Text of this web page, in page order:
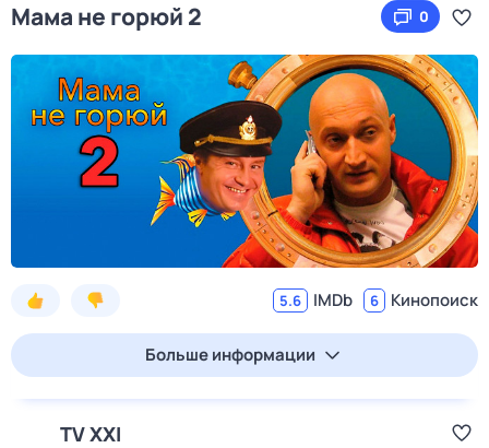
Мама не горюй 2 0
5.6 IMDb 6 Кинопоиск
Больше информации
TV XXI